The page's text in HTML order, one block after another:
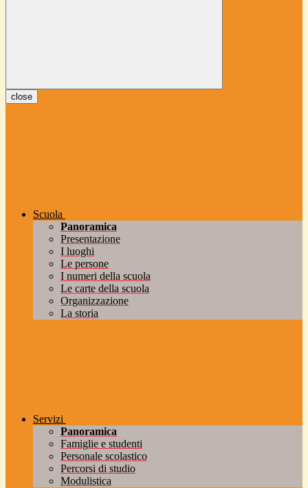
close
Scuola
Panoramica
Presentazione
I luoghi
Le persone
I numeri della scuola
Le carte della scuola
Organizzazione
La storia
Servizi
Panoramica
Famiglie e studenti
Personale scolastico
Percorsi di studio
Modulistica